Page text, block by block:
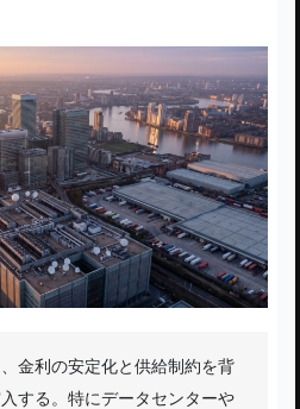
金利の安定化と供給制約を背
する。特にデータセンターや